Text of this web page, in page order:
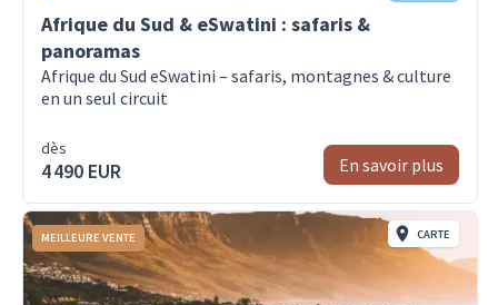
Afrique du Sud & eSwatini : safaris &
panoramas
Afrique du Sud eSwatini – safaris, montagnes & culture
en un seul circuit
dès
4 490 EUR En savoir plus
MEILLEURE VENTE CARTE